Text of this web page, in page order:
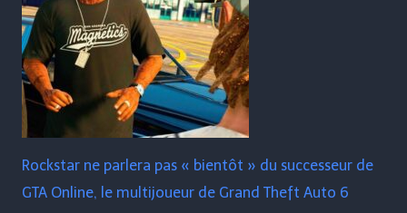
Rockstar ne parlera pas « bientôt » du successeur de
GTA Online, le multijoueur de Grand Theft Auto 6